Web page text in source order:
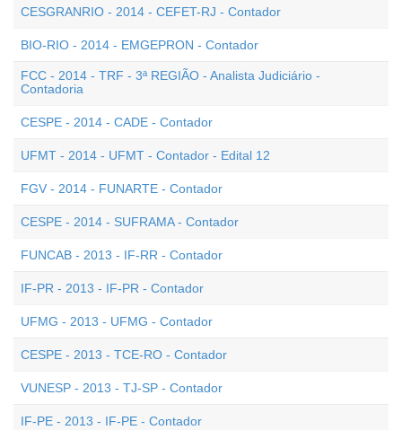
CESGRANRIO - 2014 - CEFET-RJ - Contador
BIO-RIO - 2014 - EMGEPRON - Contador
FCC - 2014 - TRF - 3ª REGIÃO - Analista Judiciário -
Contadoria
CESPE - 2014 - CADE - Contador
UFMT - 2014 - UFMT - Contador - Edital 12
FGV - 2014 - FUNARTE - Contador
CESPE - 2014 - SUFRAMA - Contador
FUNCAB - 2013 - IF-RR - Contador
IF-PR - 2013 - IF-PR - Contador
UFMG - 2013 - UFMG - Contador
CESPE - 2013 - TCE-RO - Contador
VUNESP - 2013 - TJ-SP - Contador
IF-PE - 2013 - IF-PE - Contador